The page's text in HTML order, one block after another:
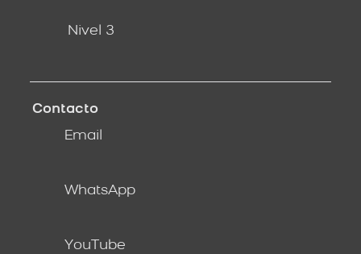
Nivel 3
Contacto
Email
WhatsApp
YouTube